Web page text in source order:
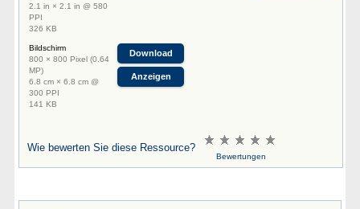
2.1 in × 2.1 in @ 580
PPI
326 KB
Bildschirm
800 × 800 Pixel (0.64
MP)
6.8 cm × 6.8 cm @
300 PPI
141 KB
Download
Anzeigen
Wie bewerten Sie diese Ressource?
Bewertungen